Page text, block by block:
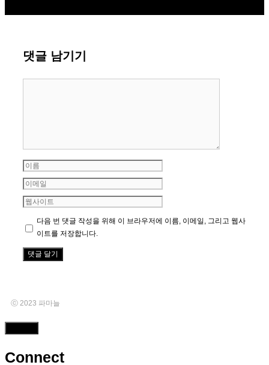
댓글 남기기
이
름
이
메
일
웹
이
다음 번 댓글 작성을 위해 이 브라우저에 이름, 이메일, 그리고 웹사
이트를 저장합니다.
ⓒ 2023 파마늘
Close
Connect